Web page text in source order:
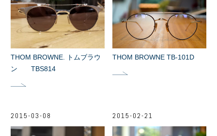
THOM BROWNE. トムブラウ
ン TBS814
THOM BROWNE TB-101D
2015-03-08 2015-02-21